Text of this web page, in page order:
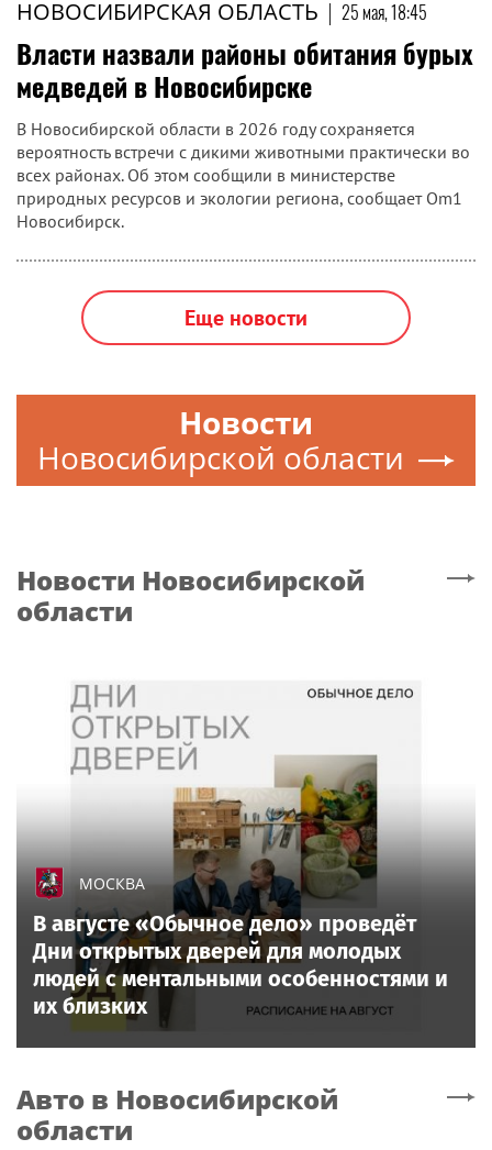
НОВОСИБИРСКАЯ ОБЛАСТЬ | 25 мая, 18:45
Власти назвали районы обитания бурых
медведей в Новосибирске
В Новосибирской области в 2026 году сохраняется
вероятность встречи с дикими животными практически во
всех районах. Об этом сообщили в министерстве
природных ресурсов и экологии региона, сообщает Om1
Новосибирск.
Еще новости
Новости
Новосибирской области
Новости Новосибирской
области
МОСКВА
В августе «Обычное дело» проведёт
Дни открытых дверей для молодых
людей с ментальными особенностями и
их близких
Авто в Новосибирской
области